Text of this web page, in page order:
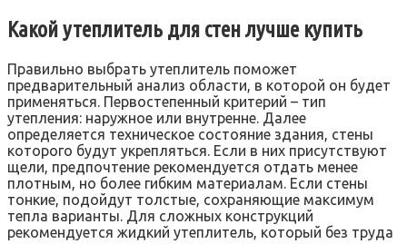
Какой утеплитель для стен лучше купить
Правильно выбрать утеплитель поможет
предварительный анализ области, в которой он будет
применяться. Первостепенный критерий – тип
утепления: наружное или внутренне. Далее
определяется техническое состояние здания, стены
которого будут укрепляться. Если в них присутствуют
щели, предпочтение рекомендуется отдать менее
плотным, но более гибким материалам. Если стены
тонкие, подойдут толстые, сохраняющие максимум
тепла варианты. Для сложных конструкций
рекомендуется жидкий утеплитель, который без труда